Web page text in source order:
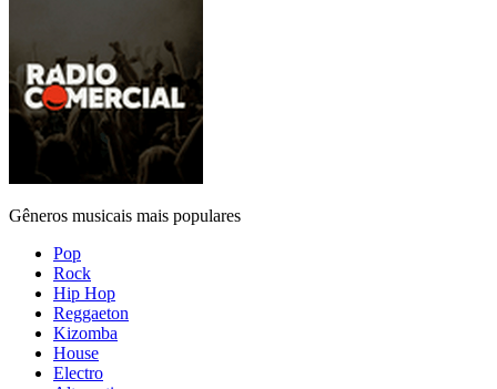
Gêneros musicais mais populares
Pop
Rock
Hip Hop
Reggaeton
Kizomba
House
Electro